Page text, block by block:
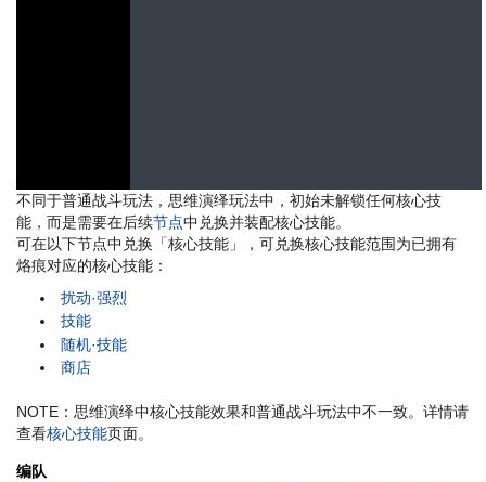
不同于普通战斗玩法，思维演绎玩法中，初始未解锁任何核心技
能，而是需要在后续节点中兑换并装配核心技能。
可在以下节点中兑换「核心技能」，可兑换核心技能范围为已拥有
烙痕对应的核心技能：
扰动·强烈
技能
随机·技能
商店
NOTE：思维演绎中核心技能效果和普通战斗玩法中不一致。详情请
查看核心技能页面。
编队